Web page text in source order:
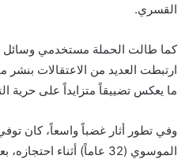
القسري.
كما طالت الحملة مستخدمي وسائل
ارتبطت العديد من الاعتقالات بنشر
ما يعكس تضييقاً متزايداً على حرية
وفي تطور أثار غضباً واسعاً، كان
الموسوي (32 عاماً) أثناء